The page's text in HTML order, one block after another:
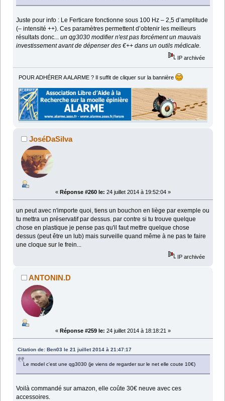
Juste pour info : Le Ferticare fonctionne sous 100 Hz – 2,5 d’amplitude
(– intensité ++). Ces paramètres permettent d’obtenir les meilleurs
résultats donc...un qg3030 modifier n'est pas forcément un mauvais
investissement avant de dépenser des €++ dans un outils médicale.
IP archivée
POUR ADHÉRER A ALARME ? Il suffit de cliquer sur la bannière
JoséDaSilva
« Réponse #260 le: 24 juillet 2014 à 19:52:04 »
un peut avec n'importe quoi, tiens un bouchon en liège par exemple ou
tu mettra un préservatif par dessus. par contre si tu trouve quelque
chose en plastique je pense pas qu'il faut mettre quelque chose
dessus (peut être un lub) mais surveille quand même à ne pas te faire
une cloque sur le frein...
IP archivée
ANTONIN.D
« Réponse #259 le: 24 juillet 2014 à 18:18:21 »
Citation de: Ben03 le 21 juillet 2014 à 21:47:17
Le model c'est une qg3030 (je viens de regarder sur le net elle coute 10€)
Voilà commandé sur amazon, elle coûte 30€ neuve avec ces
accessoires.